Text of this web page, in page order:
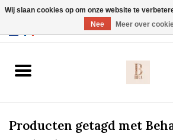
Slip
Producten getagd met
Wij slaan cookies op om onze website te
Nee
Meer over
Webshop werkt met EU